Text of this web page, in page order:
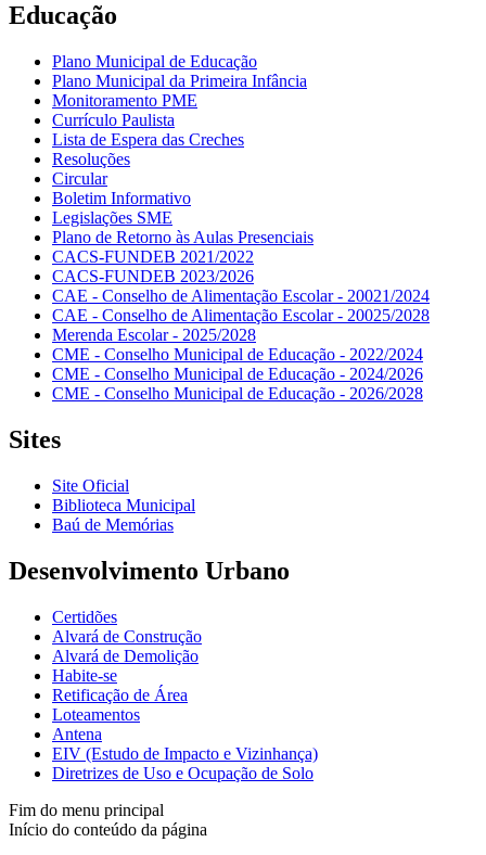
Educação
Plano Municipal de Educação
Plano Municipal da Primeira Infância
Monitoramento PME
Currículo Paulista
Lista de Espera das Creches
Resoluções
Circular
Boletim Informativo
Legislações SME
Plano de Retorno às Aulas Presenciais
CACS-FUNDEB 2021/2022
CACS-FUNDEB 2023/2026
CAE - Conselho de Alimentação Escolar - 20021/2024
CAE - Conselho de Alimentação Escolar - 20025/2028
Merenda Escolar - 2025/2028
CME - Conselho Municipal de Educação - 2022/2024
CME - Conselho Municipal de Educação - 2024/2026
CME - Conselho Municipal de Educação - 2026/2028
Sites
Site Oficial
Biblioteca Municipal
Baú de Memórias
Desenvolvimento Urbano
Certidões
Alvará de Construção
Alvará de Demolição
Habite-se
Retificação de Área
Loteamentos
Antena
EIV (Estudo de Impacto e Vizinhança)
Diretrizes de Uso e Ocupação de Solo
Fim do menu principal
Início do conteúdo da página